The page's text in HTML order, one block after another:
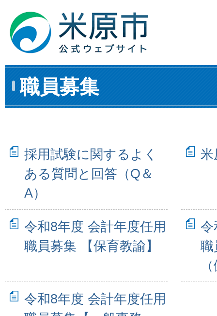
職員募集
採用試験に関するよく
ある質問と回答（Q＆
A）
米
令和8年度 会計年度任用
職員募集 【保育教諭】
令
職
令和8年度 会計年度任用